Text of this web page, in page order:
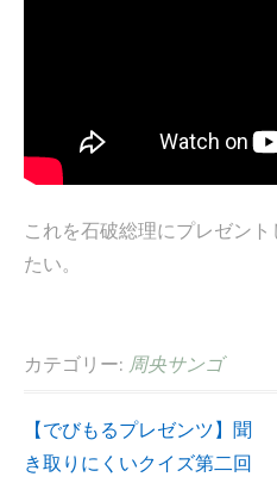
これを石破総理にプレゼン
たい。
カテゴリー: 周央サンゴ
投
【でびもるプレゼンツ】聞
き取りにくいクイズ第二回